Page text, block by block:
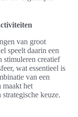
van groot
speelt daarin een
stimuleren creatief
wat essentieel is
van een
maakt het
keuze.